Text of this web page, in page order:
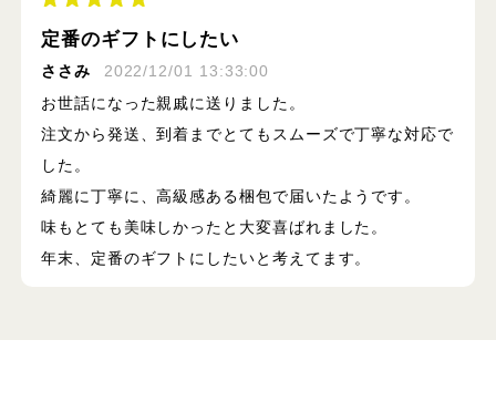
定番のギフトにしたい
ささみ
2022/12/01 13:33:00
お世話になった親戚に送りました。
注文から発送、到着までとてもスムーズで丁寧な対応で
した。
綺麗に丁寧に、高級感ある梱包で届いたようです。
味もとても美味しかったと大変喜ばれました。
年末、定番のギフトにしたいと考えてます。